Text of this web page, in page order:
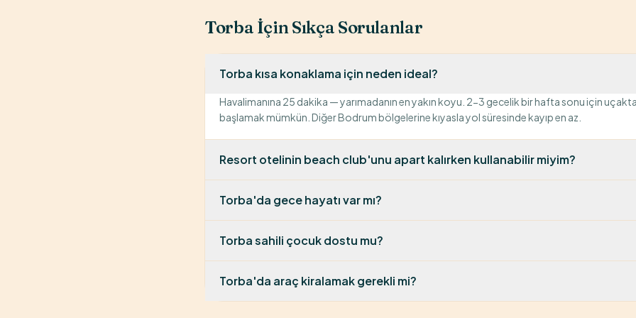
Torba İçin Sıkça Sorulanlar
Torba kısa konaklama için neden ideal?
Havalimanına 25 dakika — yarımadanın en yakın koyu. 2-3 gecelik bir hafta sonu için
başlamak mümkün. Diğer Bodrum bölgelerine kıyasla yol süresinde kayıp en az.
Resort otelinin beach club'unu apart kalırken kullanabilir miyim?
Torba'da gece hayatı var mı?
Torba sahili çocuk dostu mu?
Torba'da araç kiralamak gerekli mi?